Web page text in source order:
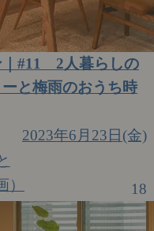
｜#11 2人暮らしの
と梅雨のおうち時
2023年6月23日(金)
18